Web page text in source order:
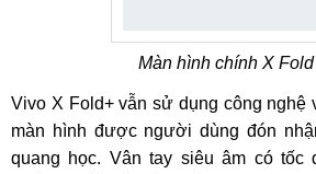
Màn hình chính X
Vivo X Fold+ vẫn sử dụng công nghệ
màn hình được người dùng đón
quang học. Vân tay siêu âm có tốc